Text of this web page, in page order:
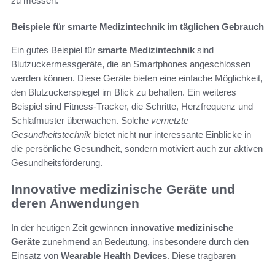
Beispiele für smarte Medizintechnik im täglichen Gebrauch
Ein gutes Beispiel für smarte Medizintechnik sind
Blutzuckermessgeräte, die an Smartphones angeschlossen
werden können. Diese Geräte bieten eine einfache Möglichkeit,
den Blutzuckerspiegel im Blick zu behalten. Ein weiteres
Beispiel sind Fitness-Tracker, die Schritte, Herzfrequenz und
Schlafmuster überwachen. Solche vernetzte
Gesundheitstechnik bietet nicht nur interessante Einblicke in
die persönliche Gesundheit, sondern motiviert auch zur aktiven
Gesundheitsförderung.
Innovative medizinische Geräte und
deren Anwendungen
In der heutigen Zeit gewinnen innovative medizinische
Geräte zunehmend an Bedeutung, insbesondere durch den
Einsatz von Wearable Health Devices. Diese tragbaren